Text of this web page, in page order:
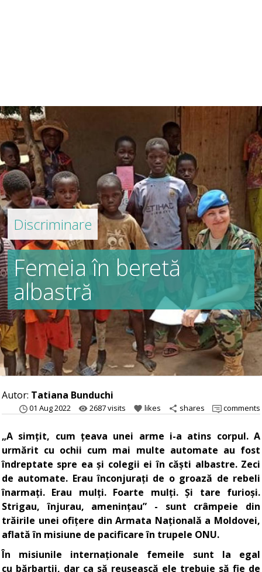
Discriminare
Femeia în beretă
albastră
Autor: Tatiana Bunduchi
01 Aug 2022 remove_red_eye 2687 visits favorite likes share shares comments
„A simțit, cum țeava unei arme i-a atins corpul. A
urmărit cu ochii cum mai multe automate au fost
îndreptate spre ea și colegii ei în căști albastre. Zeci
de automate. Erau înconjurați de o groază de rebeli
înarmați. Erau mulți. Foarte mulți. Și tare furioși.
Strigau, înjurau, amenințau” - sunt crâmpeie din
trăirile unei ofițere din Armata Națională a Moldovei,
aflată în misiune de pacificare în trupele ONU.
În misiunile internaționale femeile sunt la egal
cu bărbarții, dar ca să reușească ele trebuie să fie de